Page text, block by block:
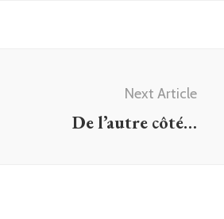
Next Article
De l’autre côté…